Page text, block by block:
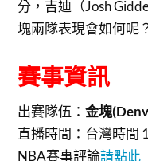
分，吉迪（Josh
塊兩隊表現會如何呢
賽事資訊
出賽隊伍：金塊
直播時間： 台灣時間
NBA賽事評論請點此